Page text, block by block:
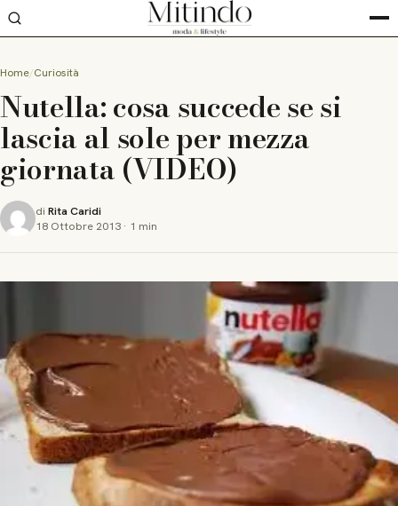
Home Curiosità
Nutella: cosa succede se si
lascia al sole per mezza
giornata (VIDEO)
di Rita Caridi
18 Ottobre 2013 · 1 min